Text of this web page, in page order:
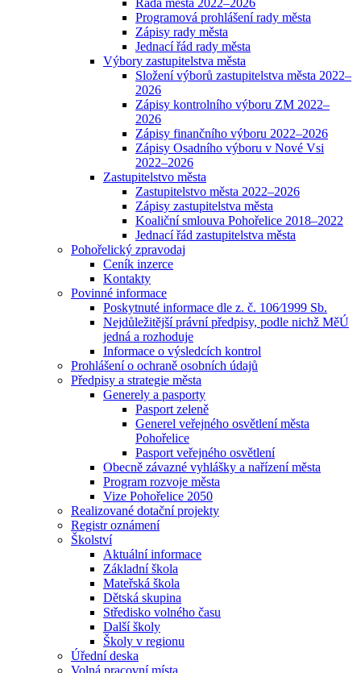
Rada města 2022–2026
Programová prohlášení rady města
Zápisy rady města
Jednací řád rady města
Výbory zastupitelstva města
Složení výborů zastupitelstva města 2022–
2026
Zápisy kontrolního výboru ZM 2022–
2026
Zápisy finančního výboru 2022–2026
Zápisy Osadního výboru v Nové Vsi
2022–2026
Zastupitelstvo města
Zastupitelstvo města 2022–2026
Zápisy zastupitelstva města
Koaliční smlouva Pohořelice 2018–2022
Jednací řád zastupitelstva města
Pohořelický zpravodaj
Ceník inzerce
Kontakty
Povinné informace
Poskytnuté informace dle z. č. 106⁄1999 Sb.
Nejdůležitější právní předpisy, podle nichž MěÚ
jedná a rozhoduje
Informace o výsledcích kontrol
Prohlášení o ochraně osobních údajů
Předpisy a strategie města
Generely a pasporty
Pasport zeleně
Generel veřejného osvětlení města
Pohořelice
Pasport veřejného osvětlení
Obecně závazné vyhlášky a nařízení města
Program rozvoje města
Vize Pohořelice 2050
Realizované dotační projekty
Registr oznámení
Školství
Aktuální informace
Základní škola
Mateřská škola
Dětská skupina
Středisko volného času
Další školy
Školy v regionu
Úřední deska
Volná pracovní místa